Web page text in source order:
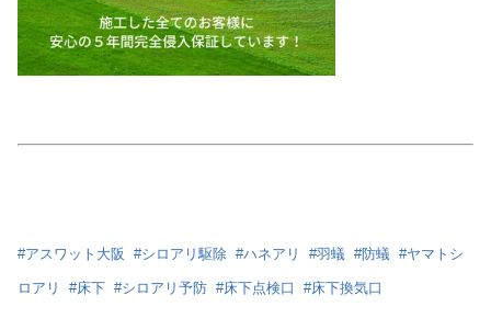
#アスワット大阪 #シロアリ駆除 #ハネアリ #羽蟻 #防蟻 #ヤマトシ
ロアリ #床下 #シロアリ予防 #床下点検口 #床下換気口